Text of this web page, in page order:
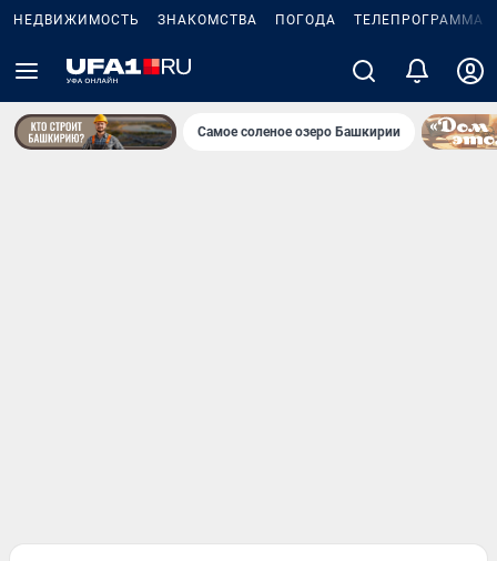
НЕДВИЖИМОСТЬ ЗНАКОМСТВА ПОГОДА ТЕЛЕПРОГРАММА
Самое соленое озеро Башкирии